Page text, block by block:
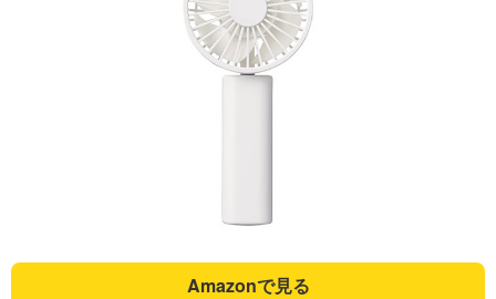
Amazonで見る